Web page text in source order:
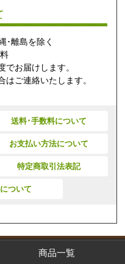
･離島を除く
でお届けします。
ご連絡いたします。
送料･手数料について
お支払い方法について
特定商取引法表記
ついて
商品一覧